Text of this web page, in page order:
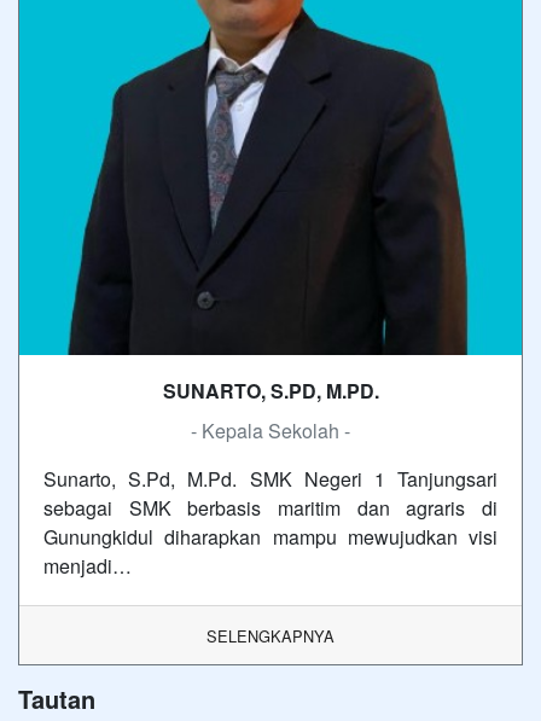
SUNARTO, S.PD, M.PD.
- Kepala Sekolah -
Sunarto, S.Pd, M.Pd. SMK Negeri 1 Tanjungsari
sebagai SMK berbasis maritim dan agraris di
Gunungkidul diharapkan mampu mewujudkan visi
menjadi…
SELENGKAPNYA
Tautan